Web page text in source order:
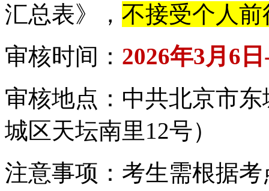
汇总表》， 不接受个人前
审核时间： 2026年3月6
审核地点：中共北京市
城区天坛南里12号）
注意事项：考生需根据